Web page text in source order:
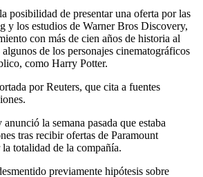
posibilidad de presentar una oferta por las
y los estudios de Warner Bros Discovery,
con más de cien años de historia al
de los personajes cinematográficos
como Harry Potter.
por Reuters, que cita a fuentes
la semana pasada que estaba
tras recibir ofertas de Paramount
totalidad de la compañía.
previamente hipótesis sobre